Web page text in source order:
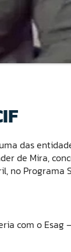
das
de Mira,
no Programa
com o Esag